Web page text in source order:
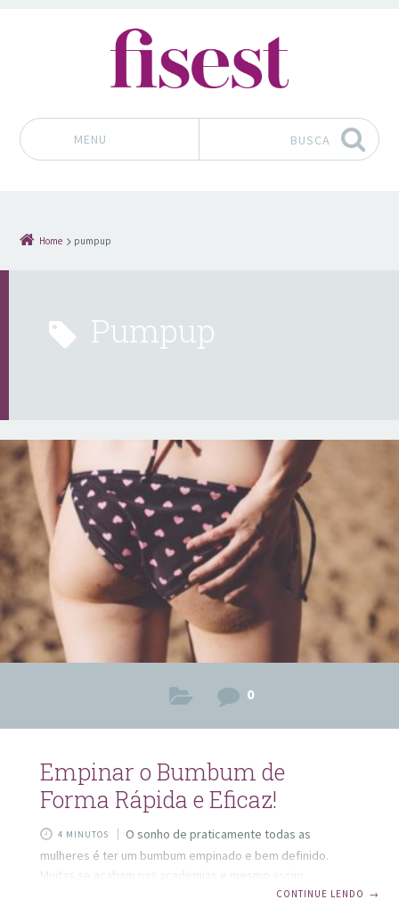
MENU BUSCA
Home pumpup
pumpup
0
Empinar o Bumbum de
Forma Rápida e Eficaz!
4 MINUTOS
O sonho de praticamente todas as
mulheres é ter um bumbum empinado e bem definido.
Muitas se acabam nas academias e mesmo assim
conseguem apenas resultados limitados. Mas e seCONTINUE LENDO →